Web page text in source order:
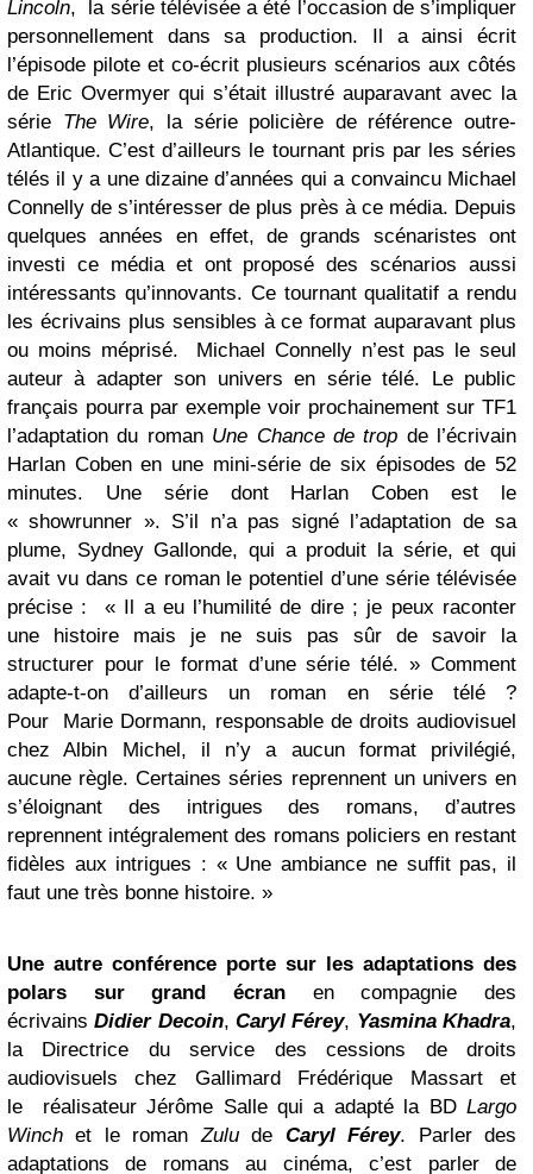
Lincoln, la série télévisée a été l’occasion de s’impliquer
personnellement dans sa production. Il a ainsi écrit
l’épisode pilote et co-écrit plusieurs scénarios aux côtés
de Eric Overmyer qui s’était illustré auparavant avec la
série The Wire, la série policière de référence outre-
Atlantique. C’est d’ailleurs le tournant pris par les séries
télés il y a une dizaine d’années qui a convaincu Michael
Connelly de s’intéresser de plus près à ce média. Depuis
quelques années en effet, de grands scénaristes ont
investi ce média et ont proposé des scénarios aussi
intéressants qu’innovants. Ce tournant qualitatif a rendu
les écrivains plus sensibles à ce format auparavant plus
ou moins méprisé. Michael Connelly n’est pas le seul
auteur à adapter son univers en série télé. Le public
français pourra par exemple voir prochainement sur TF1
l’adaptation du roman Une Chance de trop de l’écrivain
Harlan Coben en une mini-série de six épisodes de 52
minutes. Une série dont Harlan Coben est le
« showrunner ». S’il n’a pas signé l’adaptation de sa
plume, Sydney Gallonde, qui a produit la série, et qui
avait vu dans ce roman le potentiel d’une série télévisée
précise : « Il a eu l’humilité de dire ; je peux raconter
une histoire mais je ne suis pas sûr de savoir la
structurer pour le format d’une série télé. » Comment
adapte-t-on d’ailleurs un roman en série télé ?
Pour Marie Dormann, responsable de droits audiovisuel
chez Albin Michel, il n’y a aucun format privilégié,
aucune règle. Certaines séries reprennent un univers en
s’éloignant des intrigues des romans, d’autres
reprennent intégralement des romans policiers en restant
fidèles aux intrigues : « Une ambiance ne suffit pas, il
faut une très bonne histoire. »
Une autre conférence porte sur les adaptations des
polars sur grand écran en compagnie des
écrivainsDidier Decoin,Caryl Férey, Yasmina Khadra,
la Directrice du service des cessions de droits
audiovisuels chez Gallimard Frédérique Massart et
le réalisateur Jérôme Salle qui a adapté la BD Largo
Winch et le romanZulude Caryl Férey. Parler des
adaptations de romans au cinéma, c’est parler de